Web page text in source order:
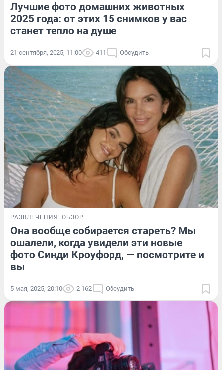
Лучшие фото домашних животных
2025 года: от этих 15 снимков у вас
станет тепло на душе
21 сентября, 2025, 11:00 411 Обсудить
РАЗВЛЕЧЕНИЯ ОБЗОР
Она вообще собирается стареть? Мы
ошалели, когда увидели эти новые
фото Синди Кроуфорд, — посмотрите и
вы
5 мая, 2025, 20:10 2 162 Обсудить